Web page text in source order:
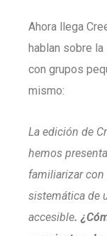
Ahora llega
hablan sobre la
con grupos
mismo:
La edición de
hemos
familiarizar
sistemática de
accesible.